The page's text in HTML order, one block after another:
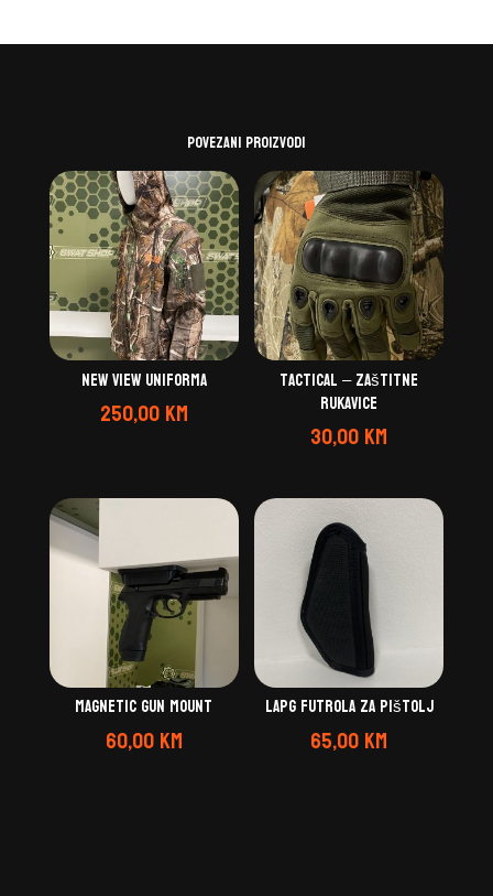
Povezani proizvodi
New view uniforma
250,00KM
Tactical – zaštitne
rukavice
30,00KM
Magnetic gun mount
60,00KM
Lapg futrola za pištolj
65,00KM